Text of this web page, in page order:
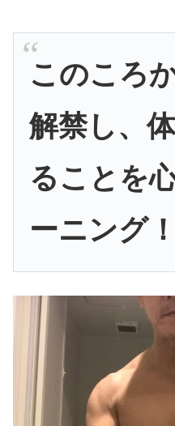
このころ
解禁し、
ることを
ーニング！